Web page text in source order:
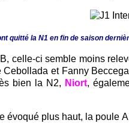
quitté la N1 en fin de saison
celle-ci semble moins
et Fanny
bien la N2, Niort,
évoqué plus haut, la poule